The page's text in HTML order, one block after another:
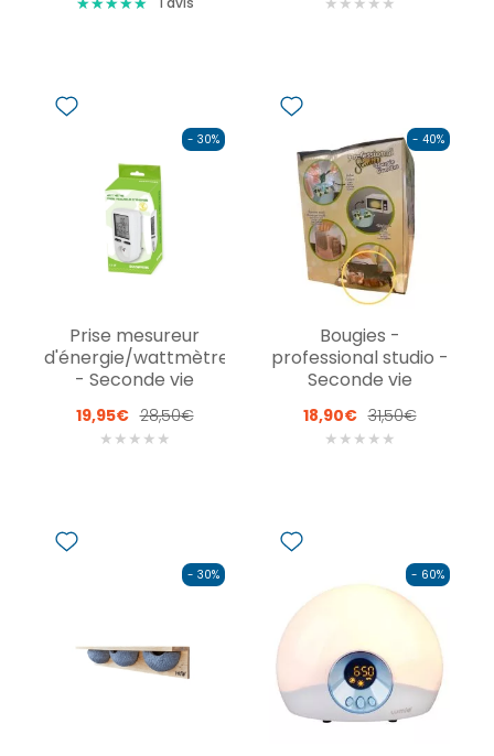
- 30%
Prise mesureur
d'énergie/wattmètre
- Seconde vie
19,95€ 28,50€
★ ★ ★ ★ ★
- 40%
Bougies -
professional studio -
Seconde vie
18,90€ 31,50€
★ ★ ★ ★ ★
- 30% - 60%